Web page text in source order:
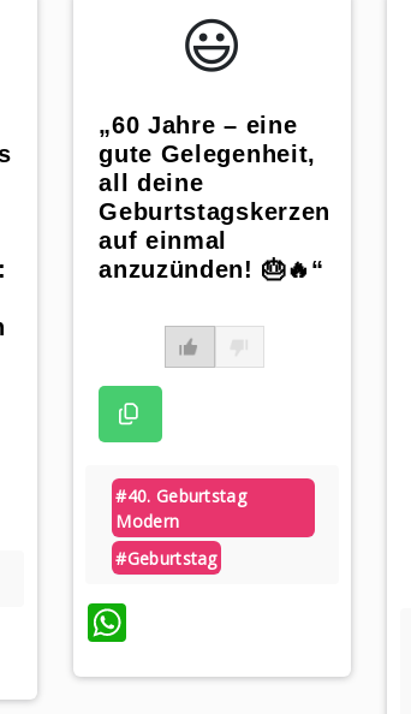
😃️
„60 Jahre – eine
gute Gelegenheit,
all deine
Geburtstagskerzen
auf einmal
anzuzünden! 🎂🔥“
#40. Geburtstag
Modern
#geburtstag